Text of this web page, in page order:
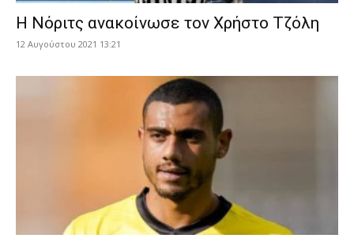
Η Νόριτς ανακοίνωσε τον Χρήστο Τζόλη
12 Αυγούστου 2021 13:21